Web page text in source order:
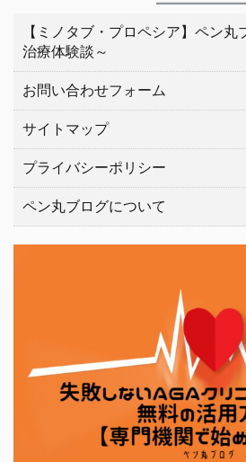
【ミノタブ・プロペシア】ペン
治療体験談～
お問い合わせフォーム
サイトマップ
プライバシーポリシー
ペン丸ブログについて